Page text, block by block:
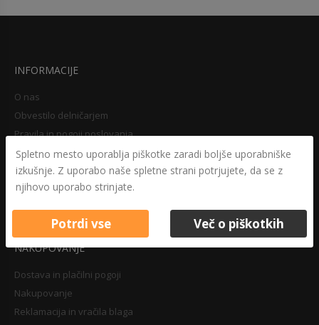
INFORMACIJE
O nas
Obvestilo delničarjem
Pravila in pogoji poslovanja
Varovanje osebnih podatkov
Druga določila
Pravilnik o zasebnosti
Pravno obvestilo
NAKUPOVANJE
Dostava in plačilni pogoji
Nakupovanje
Reklamacija in vračila blaga
Spletno mesto uporablja piškotke zaradi boljše uporabniške
izkušnje. Z uporabo naše spletne strani potrjujete, da se z
njihovo uporabo strinjate.
Potrdi vse Več o piškotkih